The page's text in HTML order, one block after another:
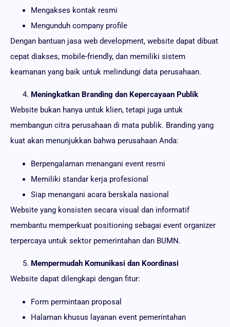
Mengakses kontak resmi
Mengunduh company profile
Dengan bantuan jasa web development, website dapat dibuat
cepat diakses, mobile-friendly, dan memiliki sistem
keamanan yang baik untuk melindungi data perusahaan.
Meningkatkan Branding dan Kepercayaan Publik
Website bukan hanya untuk klien, tetapi juga untuk
membangun citra perusahaan di mata publik. Branding yang
kuat akan menunjukkan bahwa perusahaan Anda:
Berpengalaman menangani event resmi
Memiliki standar kerja profesional
Siap menangani acara berskala nasional
Website yang konsisten secara visual dan informatif
membantu memperkuat positioning sebagai event organizer
terpercaya untuk sektor pemerintahan dan BUMN.
Mempermudah Komunikasi dan Koordinasi
Website dapat dilengkapi dengan fitur:
Form permintaan proposal
Halaman khusus layanan event pemerintahan